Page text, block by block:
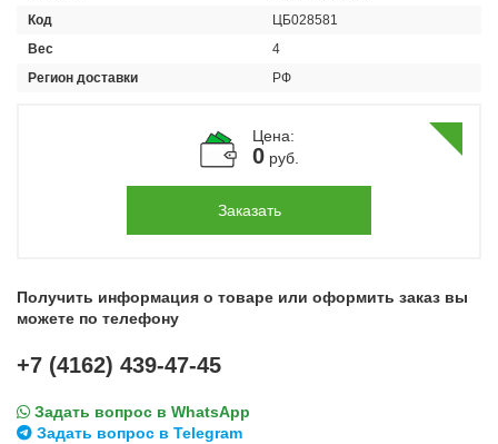
График работы: ПН-ПТ с 8.30 до 18.00 (+6 по МСК)
График работы сервис: ПН-СБ с 8.30 до 20.00
Код
ЦБ028581
Вес
4
Регион доставки
РФ
Цена:
0руб.
Заказать
Получить информация о товаре или оформить заказ вы
можете по телефону
+7 (4162) 439-47-45
Задать вопрос в WhatsApp
Задать вопрос в Telegram